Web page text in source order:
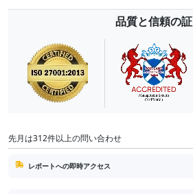
品質と信頼の証
先月は312件以上の問い合わせ
レポートへの即時アクセス